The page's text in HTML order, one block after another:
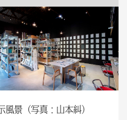
景（写真：山本糾）